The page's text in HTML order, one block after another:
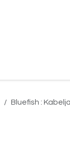
Bluefish :